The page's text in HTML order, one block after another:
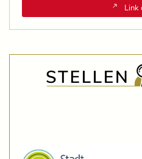
Link